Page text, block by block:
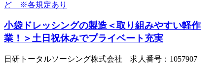
小袋ドレッシングの製造＜取り組みやすい軽作
業！＞土日祝休みでプライベート充実
日研トータルソーシング株式会社 求人番号：1057907